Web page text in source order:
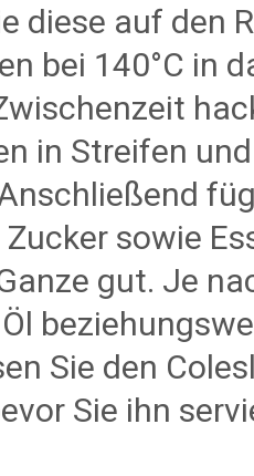
diese auf den
bei 140°C in
in Streifen
sowie
gut. Je
Sie den
Sie ihn